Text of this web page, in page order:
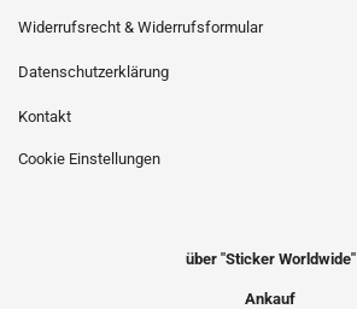
Widerrufsrecht & Widerrufsformular
Datenschutzerklärung
Kontakt
Cookie Einstellungen
über "Sticker Worldwide"
Ankauf